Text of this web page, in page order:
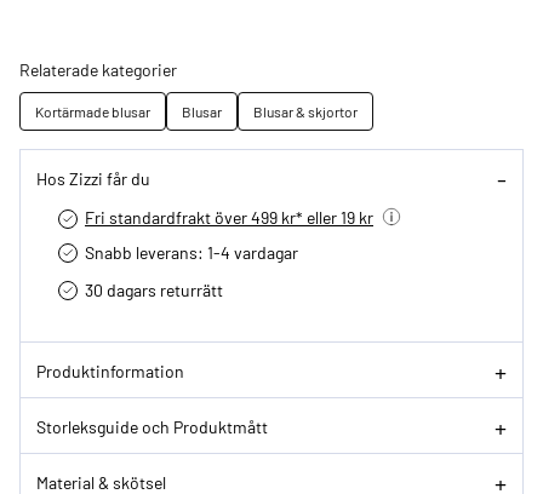
Relaterade kategorier
Kortärmade blusar Blusar Blusar & skjortor
Hos Zizzi får du
Fri standardfrakt över 499 kr* eller 19 kr
Snabb leverans: 1-4 vardagar
30 dagars returrätt­
Produktinformation
Storleksguide och Produktmått
Material & skötsel